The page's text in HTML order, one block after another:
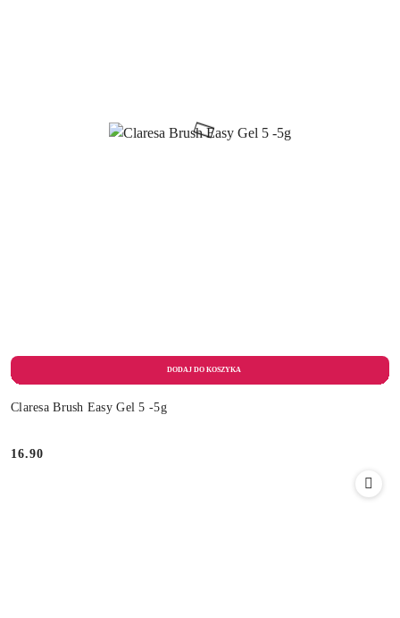
Claresa Brush Easy Gel 5 -5g
Cena:
16.90